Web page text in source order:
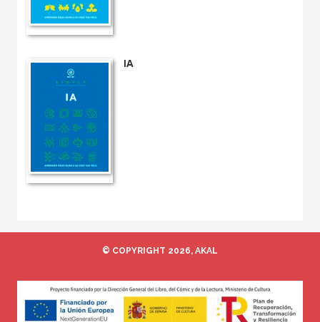
IA
© COPYRIGHT 2026, AKAL